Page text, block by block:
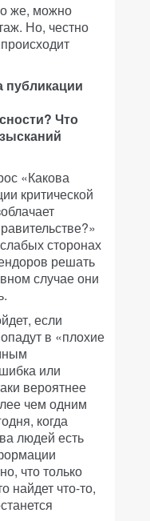
же, можно
Но, честно
публикации
Что
«Какова
критической
сторонах
решать
случае они
если
в «плохие
или
вероятнее
чем одним
когда
людей есть
что только
найдет что-то,